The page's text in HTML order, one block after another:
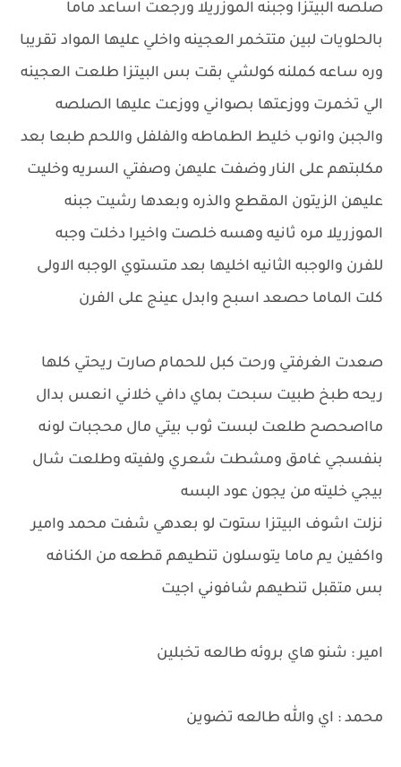
صلصه البيتزا وجبنه الموزريلا ورجعت اساعد ماما
بالحلويات لبين متتخمر العجينه واخلي عليها المواد تقريبا
وره ساعه كملنه كولشي بقت بس البيتزا طلعت العجينه
الي تخمرت ووزعتها بصواني ووزعت عليها الصلصه
والجبن وانوب خليط الطماطه والفلفل واللحم طبعا بعد
مكلبتهم على النار وضفت عليهن وصفتي السريه وخليت
عليهن الزيتون المقطع والذره وبعدها رشيت جبنه
الموزريلا مره ثانيه وهسه خلصت واخيرا دخلت وجبه
للفرن والوجبه الثانيه اخليها بعد متستوي الوجبه الاولى
كلت الماما حصعد اسبح وابدل عينج على الفرن
صعدت الغرفتي ورحت كبل للحمام صارت ريحتي كلها
ريحه طبخ طبيت سبحت بماي دافي خلاني انعس بدال
مااصحصح طلعت لبست ثوب بيتي مال محجبات لونه
بنفسجي غامق ومشطت شعري ولفيته وطلعت شال
بيجي خليته من يجون عود البسه
نزلت اشوف البيتزا ستوت لو بعدهي شفت محمد وامير
واكفين يم ماما يتوسلون تنطيهم قطعه من الكنافه
بس متقبل تنطيهم شافوني اجيت
امير : شنو هاي بروئه طالعه تخبلين
محمد : اي والله طالعه تضوين